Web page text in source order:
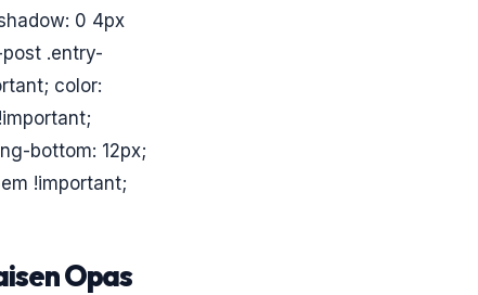
0 4px
.entry-
color:
bottom: 12px;
!important;
Opas